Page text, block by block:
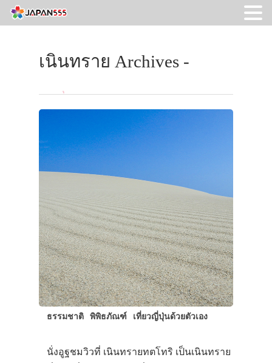
เนินทราย Archives -
ธรรมชาติ พิพิธภัณฑ์ เที่ยวญี่ปุ่นด้วยตัวเอง
นั่งอูฐชมวิวที่ เนินทรายทตโทริ เป็นเนินทราย